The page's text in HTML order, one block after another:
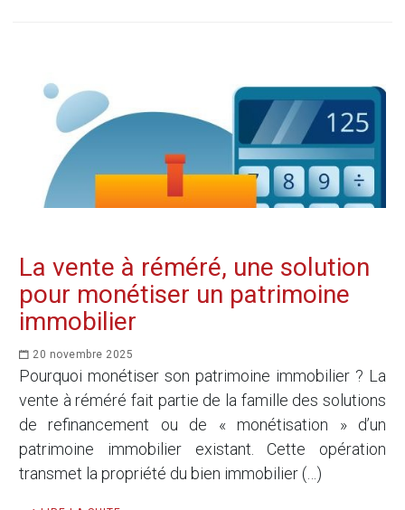
La vente à réméré, une solution
pour monétiser un patrimoine
immobilier
20 novembre 2025
Pourquoi monétiser son patrimoine immobilier ? La
vente à réméré fait partie de la famille des solutions
de refinancement ou de « monétisation » d’un
patrimoine immobilier existant. Cette opération
transmet la propriété du bien immobilier (…)